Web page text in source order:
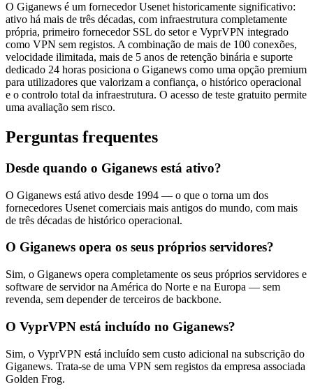
O Giganews é um fornecedor Usenet historicamente significativo:
ativo há mais de três décadas, com infraestrutura completamente
própria, primeiro fornecedor SSL do setor e VyprVPN integrado
como VPN sem registos. A combinação de mais de 100 conexões,
velocidade ilimitada, mais de 5 anos de retenção binária e suporte
dedicado 24 horas posiciona o Giganews como uma opção premium
para utilizadores que valorizam a confiança, o histórico operacional
e o controlo total da infraestrutura. O acesso de teste gratuito permite
uma avaliação sem risco.
Perguntas frequentes
Desde quando o Giganews está ativo?
O Giganews está ativo desde 1994 — o que o torna um dos
fornecedores Usenet comerciais mais antigos do mundo, com mais
de três décadas de histórico operacional.
O Giganews opera os seus próprios servidores?
Sim, o Giganews opera completamente os seus próprios servidores e
software de servidor na América do Norte e na Europa — sem
revenda, sem depender de terceiros de backbone.
O VyprVPN está incluído no Giganews?
Sim, o VyprVPN está incluído sem custo adicional na subscrição do
Giganews. Trata-se de uma VPN sem registos da empresa associada
Golden Frog.